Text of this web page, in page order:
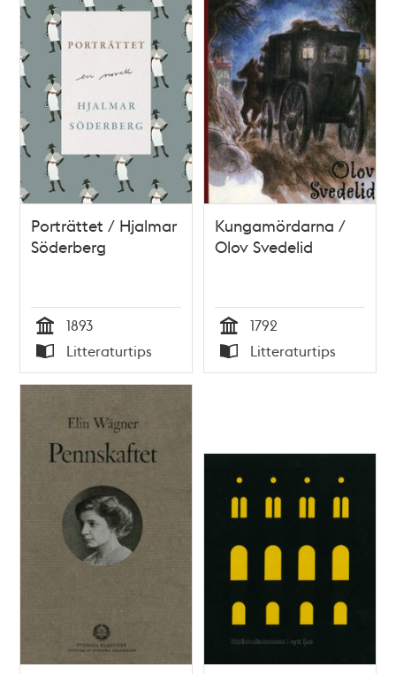
Porträttet / Hjalmar
Söderberg
Tid
1893
Typ
Litteraturtips
Kungamördarna /
Olov Svedelid
Tid
1792
Typ
Litteraturtips